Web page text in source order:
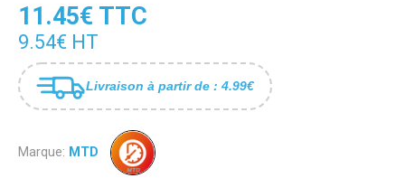
11.45€ TTC
9.54€ HT
Livraison à partir de : 4.99€
Marque: MTD